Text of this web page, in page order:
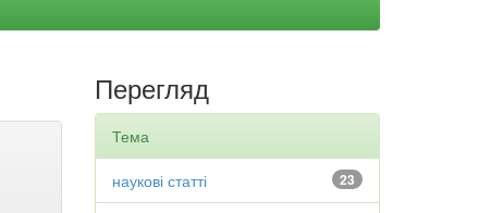
Перегляд
Тема
23
наукові статті